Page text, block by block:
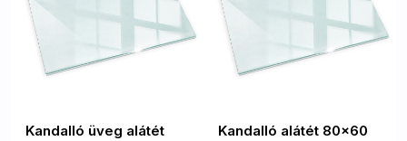
Kandalló üveg alátét
Kandalló alátét 80x60